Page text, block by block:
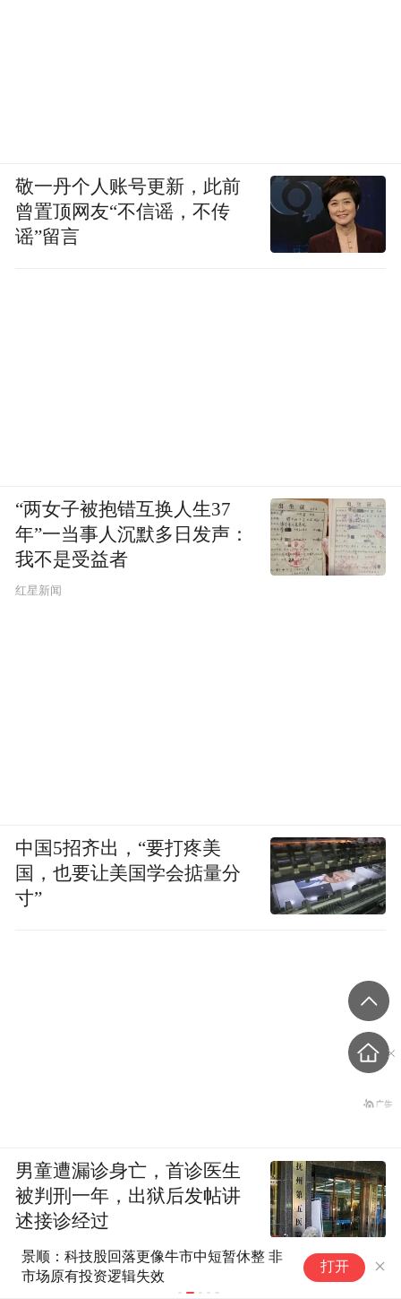
景顺：科技股回落更像牛市中短暂休整 非
市场原有投资逻辑失效
打开
敬一丹个人账号更新，此前
曾置顶网友“不信谣，不传
谣”留言
“两女子被抱错互换人生37
年”一当事人沉默多日发声：
我不是受益者
红星新闻
中国5招齐出，“要打疼美
国，也要让美国学会掂量分
寸”
男童遭漏诊身亡，首诊医生
被判刑一年，出狱后发帖讲
述接诊经过